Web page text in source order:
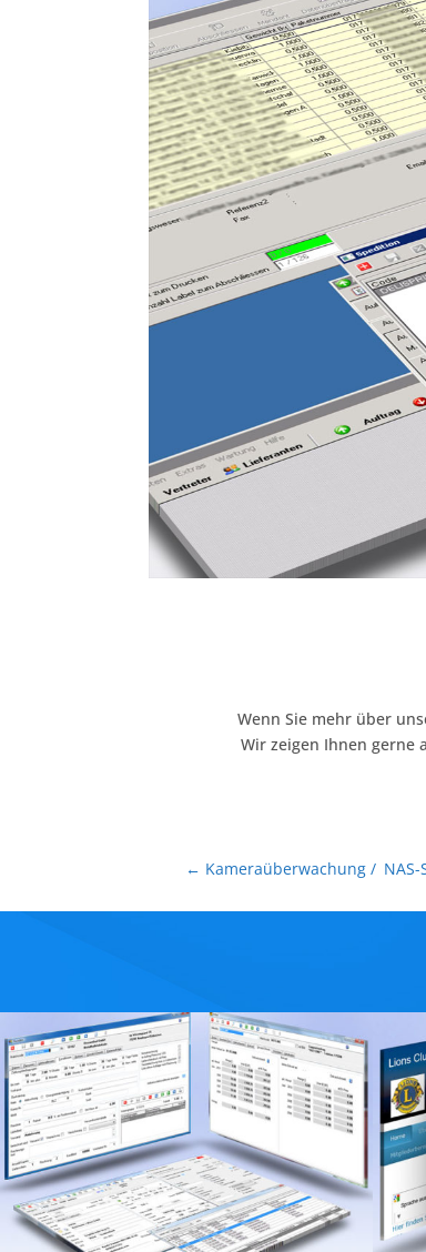
Wenn Sie mehr über
Wir zeigen Ihnen gerne
← Kameraüberwachung / NAS-